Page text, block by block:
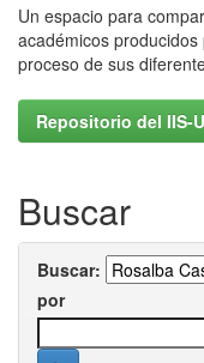
Un espacio para
académicos
proceso de sus
Repositorio del IIS-
Buscar
Buscar:
por